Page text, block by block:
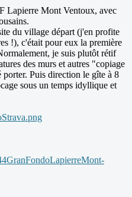
Lapierre Mont Ventoux, avec
du village départ (j'en profite
!), c'était pour eux la première
je suis plutôt rétif
des murs et autres "copiage
porter. Puis direction le gîte à 8
sous un temps idyllique et